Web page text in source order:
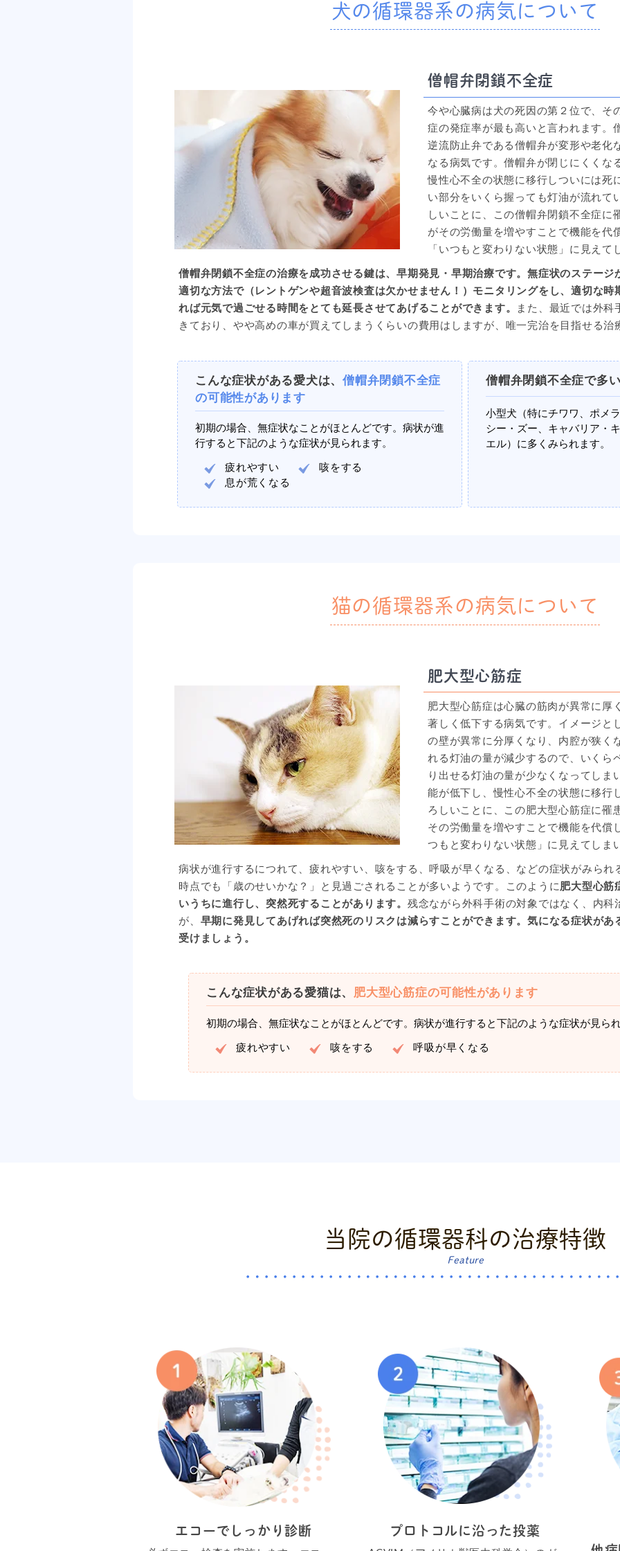
犬の循環器系の病気について
僧帽弁閉鎖不全症
今や心臓病は犬の死因の第２位で、そ
症の発症率が最も高いと言われます。
逆流防止弁である僧帽弁が変形や老化
なる病気です。僧帽弁が閉じにくくな
慢性心不全の状態に移行しついには死
い部分をいくら握っても灯油が流れて
しいことに、この僧帽弁閉鎖不全症に
がその労働量を増やすことで機能を代
「いつもと変わりない状態」に見えて
僧帽弁閉鎖不全症の治療を成功させる鍵は、早期発見・早期治療です。無症状のステージ
適切な方法で（レントゲンや超音波検査は欠かせません！）モニタリングをし、適切な時
れば元気で過ごせる時間をとても延長させてあげることができます。
また、最近では外科
きており、やや高めの車が買えてしまうくらいの費用はしますが、唯一完治を目指せる治
こんな症状がある愛犬は、僧帽弁閉鎖不全症
の可能性があります
初期の場合、無症状なことがほとんどです。病状が進
行すると下記のような症状が見られます。
疲れやすい
咳をする
息が荒くなる
僧帽弁閉鎖不全症で多
小型犬（特にチワワ、ポメ
シー・ズー、キャバリア・
エル）に多くみられます。
猫の循環器系の病気について
肥大型心筋症
肥大型心筋症は心臓の筋肉が異常に厚
著しく低下する病気です。イメージと
の壁が異常に分厚くなり、内腔が狭く
れる灯油の量が減少するので、いくら
り出せる灯油の量が少なくなってしま
能が低下し、慢性心不全の状態に移行
ろしいことに、この肥大型心筋症に罹
その労働量を増やすことで機能を代償
つもと変わりない状態」に見えてしま
病状が進行するにつれて、疲れやすい、咳をする、呼吸が早くなる、などの症状がみられ
時点でも「歳のせいかな？」と見過ごされることが多いようです。このように 肥大型心筋
いうちに進行し、突然死することがあります。 残念ながら外科手術の対象ではなく、内科
が、 早期に発見してあげれば突然死のリスクは減らすことができます。気になる症状があ
受けましょう。
こんな症状がある愛猫は、 肥大型心筋症の可能性があります
初期の場合、無症状なことがほとんどです。病状が進行すると下記のような症状が見ら
疲れやすい 咳をする 呼吸が早くなる
当院の循環器科の治療特徴
Feature
エコーでしっかり診断 プロトコルに沿った投薬